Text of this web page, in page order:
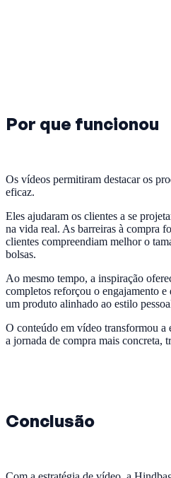
Por que funcionou
Os vídeos permitiram destacar os
eficaz.
Eles ajudaram os clientes a se
na vida real. As barreiras à compra
clientes compreendiam melhor o
bolsas.
Ao mesmo tempo, a inspiração
completos reforçou o engajamento
um produto alinhado ao estilo
O conteúdo em vídeo transformou
a jornada de compra mais concreta,
Conclusão